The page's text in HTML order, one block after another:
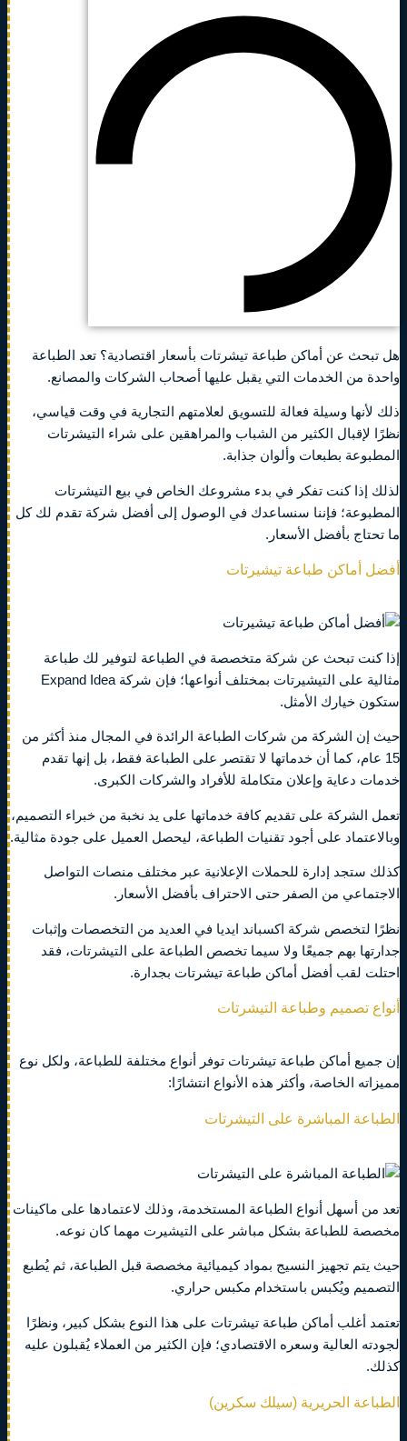
هل تبحث عن أماكن طباعة تيشرتات بأسعار اقتصادية؟ تعد الطباعة
واحدة من الخدمات التي يقبل عليها أصحاب الشركات والمصانع.
ذلك لأنها وسيلة فعالة للتسويق لعلامتهم التجارية في وقت قياسي،
نظرًا لإقبال الكثير من الشباب والمراهقين على شراء التيشرتات
المطبوعة بطبعات وألوان جذابة.
لذلك إذا كنت تفكر في بدء مشروعك الخاص في بيع التيشرتات
المطبوعة؛ فإننا سنساعدك في الوصول إلى أفضل شركة تقدم لك كل
ما تحتاج بأفضل الأسعار.
أفضل أماكن طباعة تيشيرتات
إذا كنت تبحث عن شركة متخصصة في الطباعة لتوفير لك طباعة
مثالية على التيشيرتات بمختلف أنواعها؛ فإن شركة Expand Idea
ستكون خيارك الأمثل.
حيث إن الشركة من شركات الطباعة الرائدة في المجال منذ أكثر من
15 عام، كما أن خدماتها لا تقتصر على الطباعة فقط، بل إنها تقدم
خدمات دعاية وإعلان متكاملة للأفراد والشركات الكبرى.
تعمل الشركة على تقديم كافة خدماتها على يد نخبة من خبراء التصميم،
وبالاعتماد على أجود تقنيات الطباعة، ليحصل العميل على جودة مثالية.
كذلك ستجد إدارة للحملات الإعلانية عبر مختلف منصات التواصل
الاجتماعي من الصفر حتى الاحتراف بأفضل الأسعار.
نظرًا لتخصص شركة اكسباند ايديا في العديد من التخصصات وإثبات
جدارتها بهم جميعًا ولا سيما تخصص الطباعة على التيشرتات، فقد
احتلت لقب أفضل أماكن طباعة تيشرتات بجدارة.
أنواع تصميم وطباعة التيشرتات
إن جميع أماكن طباعة تيشرتات توفر أنواع مختلفة للطباعة، ولكل نوع
مميزاته الخاصة، وأكثر هذه الأنواع انتشارًا:
الطباعة المباشرة على التيشرتات
تعد من أسهل أنواع الطباعة المستخدمة، وذلك لاعتمادها على ماكينات
مخصصة للطباعة بشكل مباشر على التيشيرت مهما كان نوعه.
حيث يتم تجهيز النسيج بمواد كيميائية مخصصة قبل الطباعة، ثم يُطبع
التصميم ويُكبس باستخدام مكبس حراري.
تعتمد أغلب أماكن طباعة تيشرتات على هذا النوع بشكل كبير، ونظرًا
لجودته العالية وسعره الاقتصادي؛ فإن الكثير من العملاء يُقبلون عليه
كذلك.
الطباعة الحريرية (سيلك سكرين)